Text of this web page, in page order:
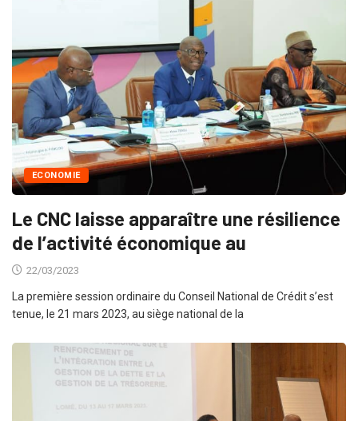
ECONOMIE
Le CNC laisse apparaître une résilience
de l’activité économique au
22/03/2023
La première session ordinaire du Conseil National de Crédit s’est
tenue, le 21 mars 2023, au siège national de la